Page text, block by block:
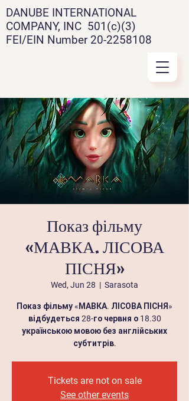
DANUBE INTERNATIONAL
COMPANY, INC 501(c)(3)
FEI/EIN Number 20-2258108
Показ фільму
«МАВКА. ЛІСОВА
ПІСНЯ»
Wed, Jun 28
  |
Sarasota
Показ фільму «МАВКА. ЛІСОВА ПІСНЯ»
відбудеться 28-го червня о 18.30
українською мовою без англійських
субтитрів.
Tickets are not on sale
See other events